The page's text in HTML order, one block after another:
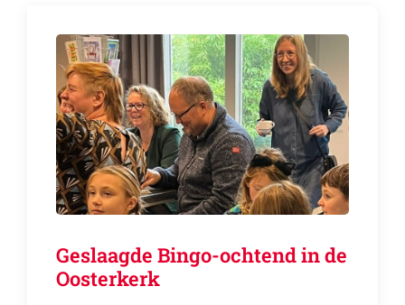
Geslaagde Bingo-ochtend in de
Oosterkerk